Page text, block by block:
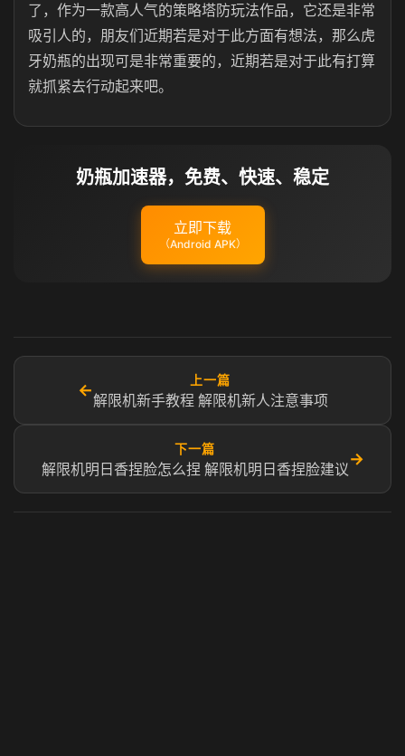
了，作为一款高人气的策略塔防玩法作品，它还是非常
吸引人的，朋友们近期若是对于此方面有想法，那么虎
牙奶瓶的出现可是非常重要的，近期若是对于此有打算
就抓紧去行动起来吧。
奶瓶加速器，免费、快速、稳定
立即下载
（Android APK）
←
上一篇
解限机新手教程 解限机新人注意事项
下一篇
解限机明日香捏脸怎么捏 解限机明日香捏脸建议
→